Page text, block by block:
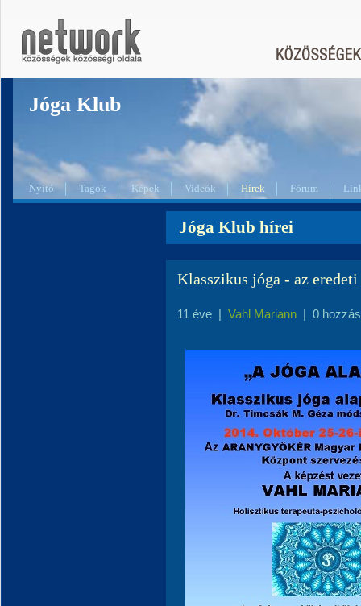
Jóga Klub
Nyitó Tagok Képek Videók Hírek Fórum
Jóga Klub hírei
Klasszikus jóga - az
11 éve | Vahl Mariann | 0